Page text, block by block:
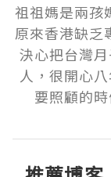
祖祖媽是兩孩
原來香港缺乏
決心把台灣
人，很開心
要照顧的